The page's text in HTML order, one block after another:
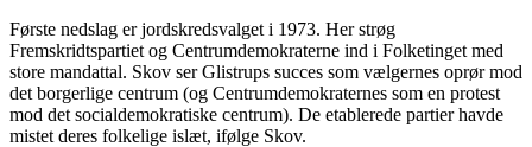
Første nedslag er jordskredsvalget i 1973. Her strøg
Fremskridtspartiet og Centrumdemokraterne ind i Folketinget med
store mandattal. Skov ser Glistrups succes som vælgernes oprør mod
det borgerlige centrum (og Centrumdemokraternes som en protest
mod det socialdemokratiske centrum). De etablerede partier havde
mistet deres folkelige islæt, ifølge Skov.